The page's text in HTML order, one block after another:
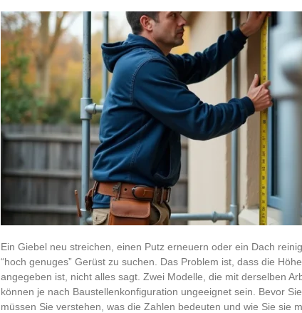
Ein Giebel neu streichen, einen Putz erneuern oder ein Dach
“hoch genuges” Gerüst zu suchen. Das Problem ist, dass die
angegeben ist, nicht alles sagt. Zwei Modelle, die mit derselben
können je nach Baustellenkonfiguration ungeeignet sein. Bevor
müssen Sie verstehen, was die Zahlen bedeuten und wie Sie sie